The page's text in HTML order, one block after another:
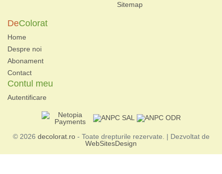
Sitemap
DeColorat
Home
Despre noi
Abonament
Contact
Contul meu
Autentificare
© 2026 decolorat.ro- Toate drepturile rezervate. | Dezvoltat de
WebSitesDesign